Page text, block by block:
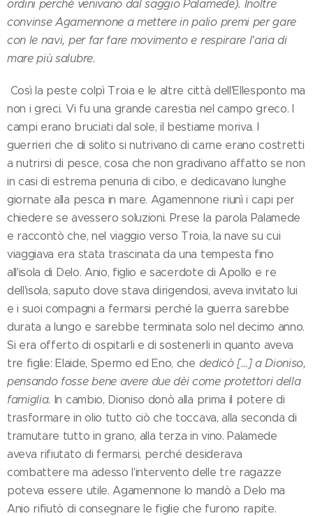
ordini perché venivano dal saggio Palamede). Inoltre
convinse Agamennone a mettere in palio premi per gare
con le navi, per far fare movimento e respirare l'aria di
mare più salubre.
Così la peste colpì Troia e le altre città dell'Ellesponto ma
non i greci. Vi fu una grande carestia nel campo greco. I
campi erano bruciati dal sole, il bestiame moriva. I
guerrieri che di solito si nutrivano di carne erano costretti
a nutrirsi di pesce, cosa che non gradivano affatto se non
in casi di estrema penuria di cibo, e dedicavano lunghe
giornate alla pesca in mare. Agamennone riunì i capi per
chiedere se avessero soluzioni. Prese la parola Palamede
e raccontò che, nel viaggio verso Troia, la nave su cui
viaggiava era stata trascinata da una tempesta fino
all'isola di Delo. Anio, figlio e sacerdote di Apollo e re
dell'isola, saputo dove stava dirigendosi, aveva invitato lui
e i suoi compagni a fermarsi perché la guerra sarebbe
durata a lungo e sarebbe terminata solo nel decimo anno.
Si era offerto di ospitarli e di sostenerli in quanto aveva
tre figlie: Elaide, Spermo ed Eno, che dedicò […] a Dioniso,
pensando fosse bene avere due dèi come protettori della
famiglia. In cambio, Dioniso donò alla prima il potere di
trasformare in olio tutto ciò che toccava, alla seconda di
tramutare tutto in grano, alla terza in vino. Palamede
aveva rifiutato di fermarsi, perché desiderava
combattere ma adesso l'intervento delle tre ragazze
poteva essere utile. Agamennone lo mandò a Delo ma
Anio rifiutò di consegnare le figlie che furono rapite.